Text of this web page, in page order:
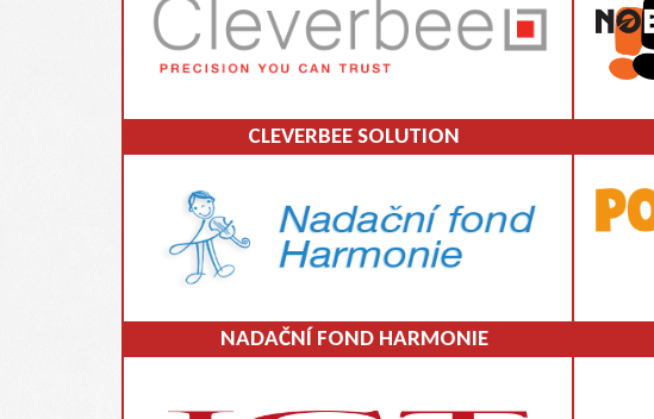
CLEVERBEE SOLUTION
NADAČNÍ FOND HARMONIE